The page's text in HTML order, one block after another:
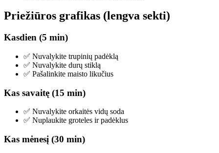
Priežiūros grafikas (lengva sekti)
Kasdien (5 min)
✅ Nuvalykite trupinių padėklą
✅ Nuvalykite durų stiklą
✅ Pašalinkite maisto likučius
Kas savaitę (15 min)
✅ Nuvalykite orkaitės vidų soda
✅ Nuplaukite groteles ir padėklus
Kas mėnesį (30 min)